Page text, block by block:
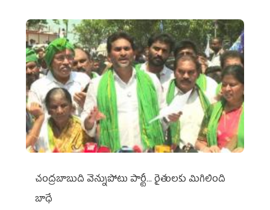
చంద్రబాబుది వెన్నుపోటు పార్టీ... రైతులకు మిగిలింది
బాధే